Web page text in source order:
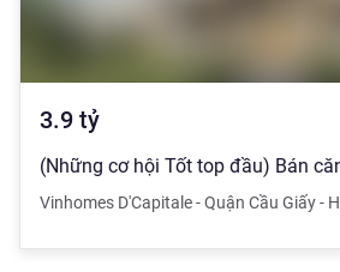
3.9 tỷ
Vinhomes D'Capitale - Quận Cầu Giấy -